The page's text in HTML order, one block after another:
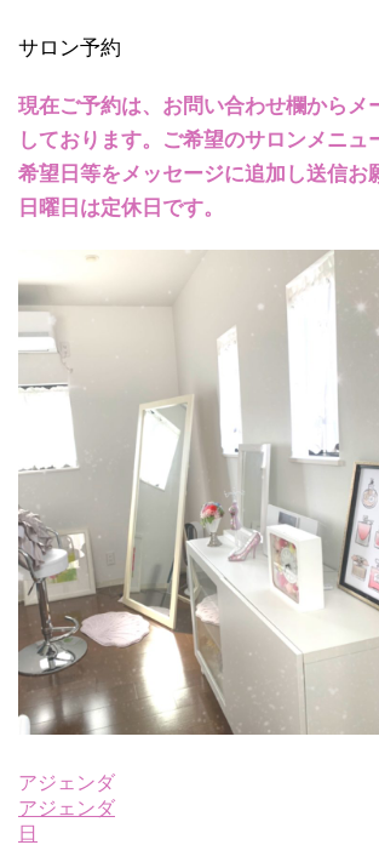
サロン予約
現在ご予約は、お問い合わせ欄からメ
しております。ご希望のサロンメニュ
希望日等をメッセージに追加し送信お
日曜日は定休日です。
アジェンダ
アジェンダ
日